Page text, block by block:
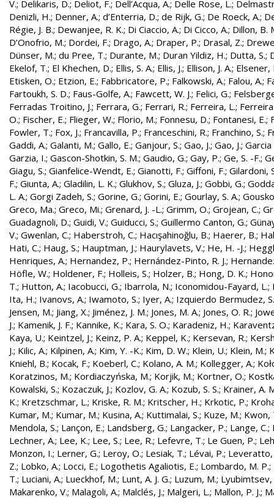
V.; Delikaris, D.; Deliot, F.; Dell’Acqua, A.; Delle Rose, L.;
Denizli, H.; Denner, A.; d’Enterria, D.; de Rijk, G.; De Roeck, A.;
Régie, J. B.; Dewanjee, R. K.; Di Ciaccio, A.; Di Cicco, A.; Dillon, B.
D’Onofrio, M.; Dordei, F.; Drago, A.; Draper, P.; Drasal, Z.;
Dünser, M.; du Pree, T.; Durante, M.; Duran Yildiz, H.; Dutta, S.;
Ekelof, T.; El Khechen, D.; Ellis, S. A.; Ellis, J.; Ellison, J. A.; Elsener,
Etisken, O.; Etzion, E.; Fabbricatore, P.; Falkowski, A.; Falou, A.;
Fartoukh, S. D.; Faus-Golfe, A.; Fawcett, W. J.; Felici, G.;
Ferradas Troitino, J.; Ferrara, G.; Ferrari, R.; Ferreira, L.;
O.; Fischer, E.; Flieger, W.; Florio, M.; Fonnesu, D.; Fontanesi, E.;
Fowler, T.; Fox, J.; Francavilla, P.; Franceschini, R.; Franchino, S.;
Gaddi, A.; Galanti, M.; Gallo, E.; Ganjour, S.; Gao, J.; Gao, J.; Garcia
Garzia, I.; Gascon-Shotkin, S. M.; Gaudio, G.; Gay, P.; Ge, S. -F.;
Giagu, S.; Gianfelice-Wendt, E.; Gianotti, F.; Giffoni, F.; Gilardoni,
F.; Giunta, A.; Gladilin, L. K.; Glukhov, S.; Gluza, J.; Gobbi, G.;
L. A.; Gorgi Zadeh, S.; Gorine, G.; Gorini, E.; Gourlay, S. A.;
Greco, Ma.; Greco, Mi.; Grenard, J. -L.; Grimm, O.; Grojean, C.;
Guadagnoli, D.; Guidi, V.; Guiducci, S.; Guillermo Canton, G.;
V.; Gwenlan, C.; Haberstroh, C.; Hacışahinoğlu, B.; Haerer, B.;
Hati, C.; Haug, S.; Hauptman, J.; Haurylavets, V.; He, H. -J.;
Henriques, A.; Hernandez, P.; Hernández-Pinto, R. J.;
Höfle, W.; Holdener, F.; Holleis, S.; Holzer, B.; Hong, D. K.;
T.; Hutton, A.; Iacobucci, G.; Ibarrola, N.; Iconomidou-Fayard, L.;
Ita, H.; Ivanovs, A.; Iwamoto, S.; Iyer, A.; Izquierdo Bermudez, S.
Jensen, M.; Jiang, X.; Jiménez, J. M.; Jones, M. A.; Jones, O. R.;
J.; Kamenik, J. F.; Kannike, K.; Kara, S. O.; Karadeniz, H.;
Kaya, U.; Keintzel, J.; Keinz, P. A.; Keppel, K.; Kersevan, R.;
J.; Kilic, A.; Kilpinen, A.; Kim, Y. -K.; Kim, D. W.; Klein, U.; Klein, M.;
Kniehl, B.; Kocak, F.; Koeberl, C.; Kolano, A. M.; Kollegger, A.;
Koratzinos, M.; Kordiaczyńska, M.; Korjik, M.; Kortner, O.;
Kowalski, S.; Kozaczuk, J.; Kozlov, G. A.; Kozub, S. S.; Krainer, A.
K.; Kretzschmar, L.; Kriske, R. M.; Kritscher, H.; Krkotic, P.;
Kumar, M.; Kumar, M.; Kusina, A.; Kuttimalai, S.; Kuze, M.; Kwon,
Mendola, S.; Lançon, E.; Landsberg, G.; Langacker, P.; Lange, C.;
Lechner, A.; Lee, K.; Lee, S.; Lee, R.; Lefevre, T.; Le Guen, P.;
Monzon, I.; Lerner, G.; Leroy, O.; Lesiak, T.; Lévai, P.; Leveratto,
Z.; Lobko, A.; Locci, E.; Logothetis Agaliotis, E.; Lombardo, M. P.;
T.; Luciani, A.; Lueckhof, M.; Lunt, A. J. G.; Luzum, M.; Lyubimtsev,
Makarenko, V.; Malagoli, A.; Malclés, J.; Malgeri, L.; Mallon, P. J.;